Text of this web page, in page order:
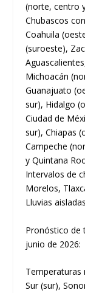
(norte, centro
Chubascos
Coahuila
(suroeste),
Michoacán
Guanajuato
sur), Hidalgo
Ciudad de
sur), Chiapas
Campeche
y Quintana
Intervalos de
Morelos,
Lluvias
Pronóstico de
junio de 2026:
Temperaturas
Sur (sur),